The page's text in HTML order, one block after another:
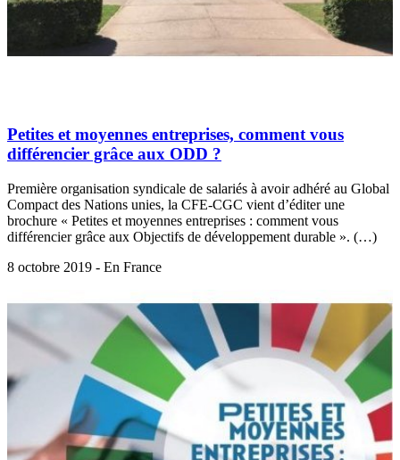
Petites et moyennes entreprises, comment vous
différencier grâce aux ODD ?
Première organisation syndicale de salariés à avoir adhéré au Global
Compact des Nations unies, la CFE-CGC vient d’éditer une
brochure « Petites et moyennes entreprises : comment vous
différencier grâce aux Objectifs de développement durable ». (…)
8 octobre 2019 - En France